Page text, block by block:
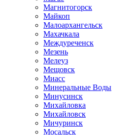
Магнитогорск
Майкоп
Малоархангельск
Махачкала
Междуреченск
Мезень
Мелеуз
Мещовск
Миасс
Минеральные Воды
Минусинск
Михайловка
Михайловск
Мичуринск
Мосальск